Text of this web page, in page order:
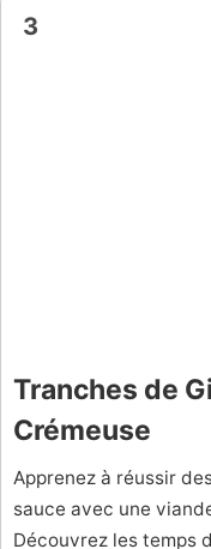
3
Tranches de
Crémeuse
Apprenez à réussir
sauce avec une
Découvrez les temps